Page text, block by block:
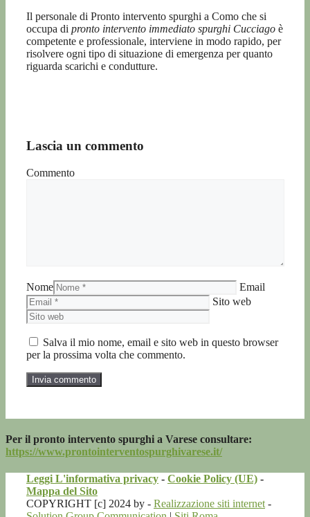
Il personale di Pronto intervento spurghi a Como che si
occupa di pronto intervento immediato spurghi Cucciago è
competente e professionale, interviene in modo rapido, per
risolvere ogni tipo di situazione di emergenza per quanto
riguarda scarichi e condutture.
Lascia un commento
Commento
Nome
Email
Sito web
Salva il mio nome, email e sito web in questo browser
per la prossima volta che commento.
Per il pronto intervento spurghi a Varese consultare:
https://www.prontointerventospurghivarese.it/
Leggi L'informativa privacy - Cookie Policy (UE) -
Mappa del Sito
COPYRIGHT [c] 2024 by - Realizzazione siti internet -